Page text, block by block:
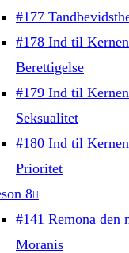
#177
#178 Ind til
Berettigelse
#179 Ind til
Seksualitet
#180 Ind til
Prioritet
8
#141 Remona den
Moranis